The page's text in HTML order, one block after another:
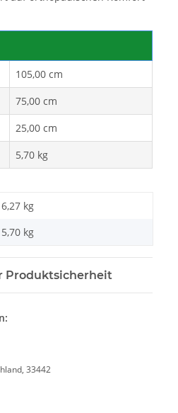
105,00 cm
75,00 cm
25,00 cm
5,70 kg
6,27 kg
5,70 kg
Produktsicherheit
33442